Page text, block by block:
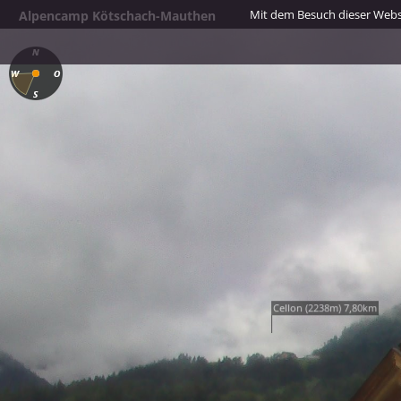
Mit dem Besuch dieser
Cellon (2238m) 7,80km
Alpencamp Kötschach-Mauthen